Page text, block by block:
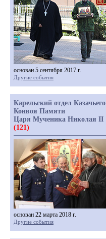
основан 5 сентября 2017 г.
Другие события
Карельский отдел Казачьего
Конвоя Памяти
Царя Мученика Николая II
(121)
основан 22 марта 2018 г.
Другие события